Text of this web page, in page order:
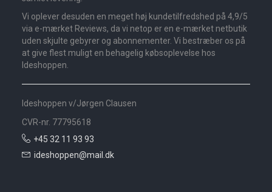
Vi oplever desuden en meget høj kundetilfredshed på 4,9/5
via e-mærket Reviews, da vi netop er en e-mærket netbutik
uden skjulte gebyrer og abonnementer. Vi bestræber os på
at give flest muligt en behagelig købsoplevelse hos
Ideshoppen.
Ideshoppen v/Jørgen Clausen
CVR-nr. 77795618
+45 32 11 93 93
ideshoppen@mail.dk